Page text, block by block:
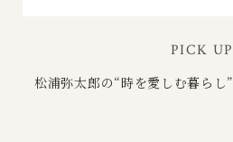
PICK UP
松浦弥太郎の“時を愛しむ暮らし”